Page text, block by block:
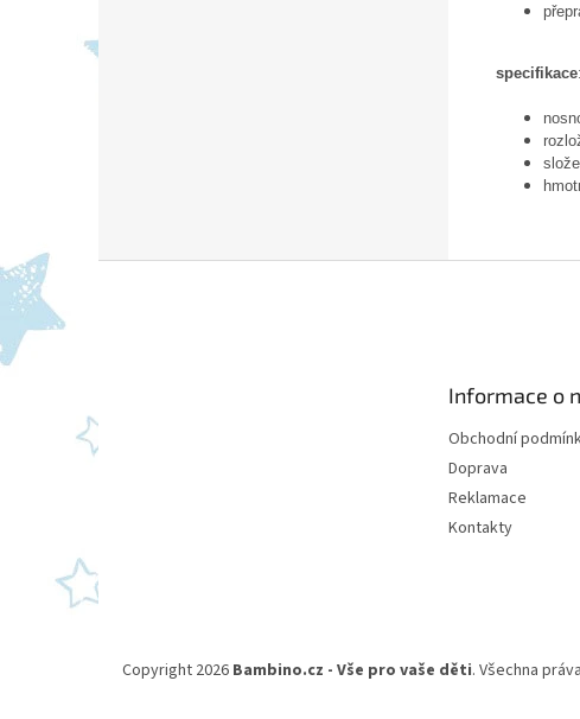
specifikace:
Z
a
Informace o
Obchodní
Doprava
Reklamace
Kontakty
Copyright 2026 Bambino.cz - Vše pro vaše děti. Všechna